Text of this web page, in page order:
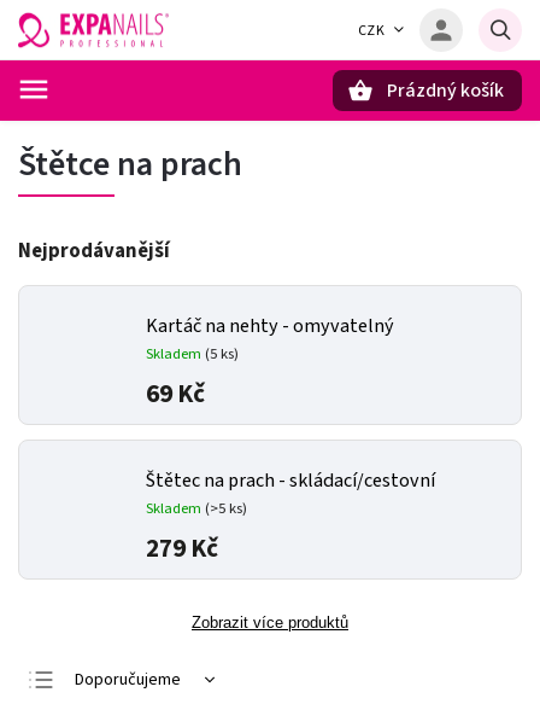
CZK
Prázdný košík
Štětce na prach
Nejprodávanější
Kartáč na nehty - omyvatelný
Skladem (5 ks)
69 Kč
Štětec na prach - skládací/cestovní
Skladem (>5 ks)
279 Kč
Zobrazit více produktů
Doporučujeme